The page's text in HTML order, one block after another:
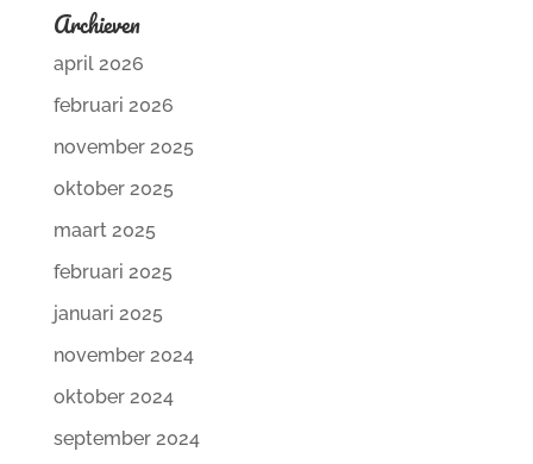
Archieven
april 2026
februari 2026
november 2025
oktober 2025
maart 2025
februari 2025
januari 2025
november 2024
oktober 2024
september 2024